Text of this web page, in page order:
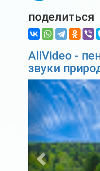
поделиться
AllVideo -
звуки
Previous